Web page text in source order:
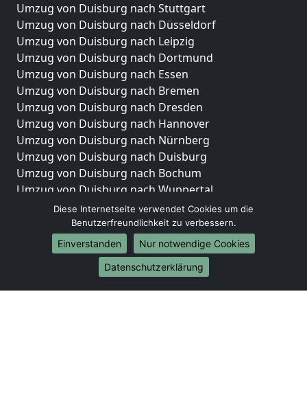
Umzug von Duisburg nach Stuttgart
Umzug von Duisburg nach Düsseldorf
Umzug von Duisburg nach Leipzig
Umzug von Duisburg nach Dortmund
Umzug von Duisburg nach Essen
Umzug von Duisburg nach Bremen
Umzug von Duisburg nach Dresden
Umzug von Duisburg nach Hannover
Umzug von Duisburg nach Nürnberg
Umzug von Duisburg nach Duisburg
Umzug von Duisburg nach Bochum
Umzug von Duisburg nach Wuppertal
Umzug von Duisburg nach Bielefeld
Umzug von Duisburg nach Bonn
Umzug von Duisburg nach Münster
Internationale-Umzüge
Umzug von Duisburg nach Brasilien
Diese Internetseite verwendet Cookies um die
Benutzerfreundlichkeit zu verbessern.
Einverstanden
Nur notwendige Cookies
Datenschutzerklärung